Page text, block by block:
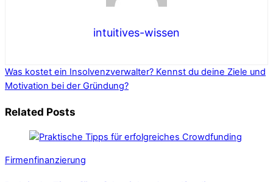
intuitives-wissen
Was kostet ein Insolvenzverwalter? Kennst du deine Ziele und
Motivation bei der Gründung?
Related Posts
Firmenfinanzierung